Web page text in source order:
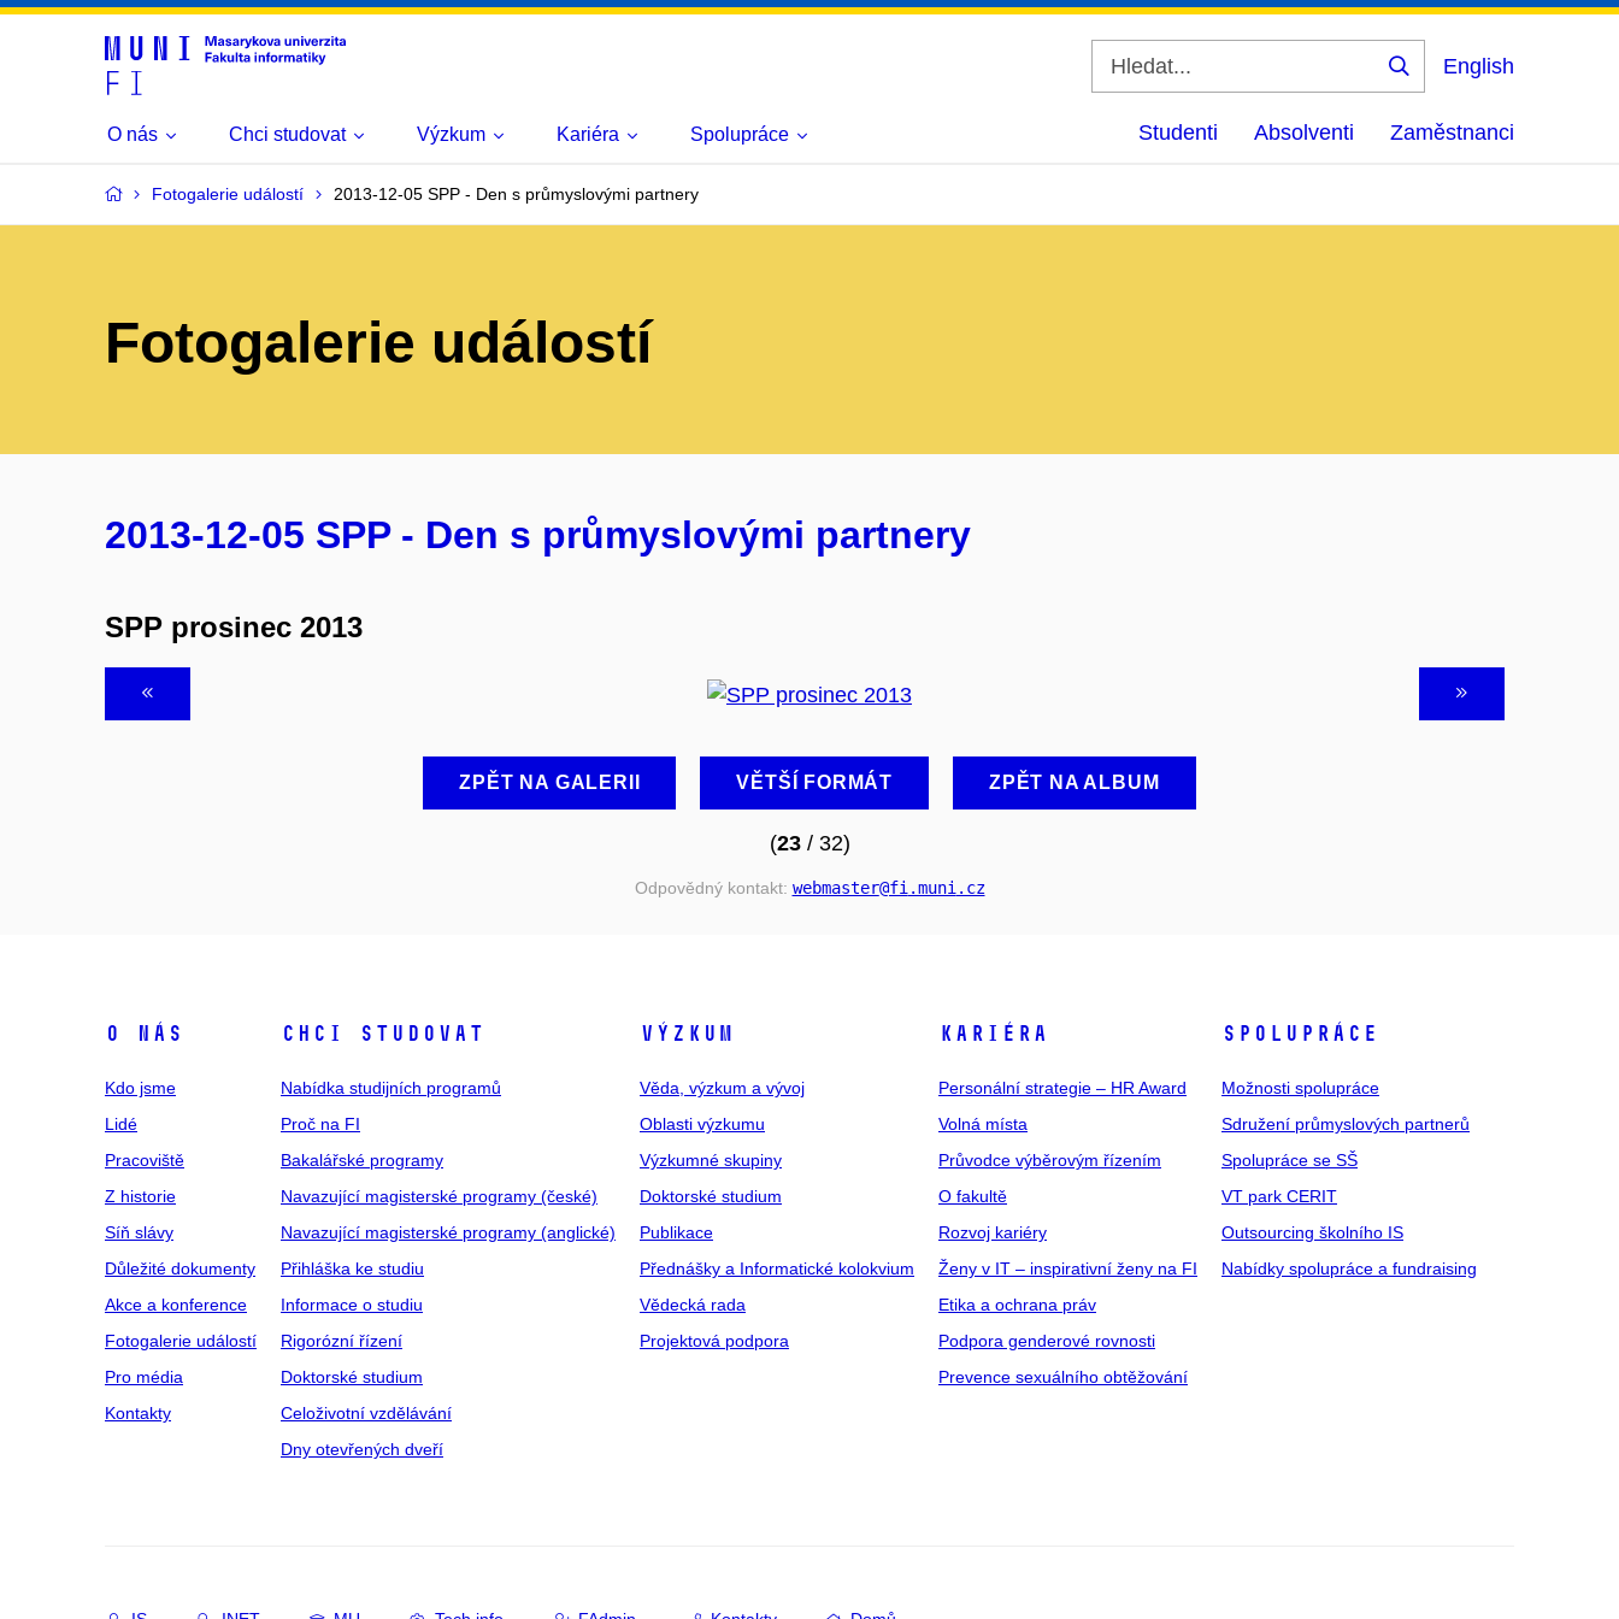
Vyhledat
English
O nás Chci studovat Výzkum Kariéra Spolupráce Studenti Absolventi Zaměstnanci
Fotogalerie událostí 2013-12-05 SPP - Den s průmyslovými partnery
Fotogalerie událostí
2013-12-05 SPP - Den s průmyslovými partnery
SPP prosinec 2013
ZPĚT NA GALERII VĚTŠÍ FORMÁT ZPĚT NA ALBUM
(23/ 32)
Odpovědný kontakt: webmaster@fi .muni .cz
O NÁS
Kdo jsme
Lidé
Pracoviště
Z historie
Síň slávy
Důležité dokumenty
Akce a konference
Fotogalerie událostí
Pro média
Kontakty
CHCI STUDOVAT
Nabídka studijních programů
Proč na FI
Bakalářské programy
Navazující magisterské programy (české)
Navazující magisterské programy (anglické)
Přihláška ke studiu
Informace o studiu
Rigorózní řízení
Doktorské studium
Celoživotní vzdělávání
Dny otevřených dveří
VÝZKUM
Věda, výzkum a vývoj
Oblasti výzkumu
Výzkumné skupiny
Doktorské studium
Publikace
Přednášky a Informatické kolokvium
Vědecká rada
Projektová podpora
KARIÉRA
Personální strategie – HR Award
Volná místa
Průvodce výběrovým řízením
O fakultě
Rozvoj kariéry
Ženy v IT – inspirativní ženy na FI
Etika a ochrana práv
Podpora genderové rovnosti
Prevence sexuálního obtěžování
SPOLUPRÁCE
Možnosti spolupráce
Sdružení průmyslových partnerů
Spolupráce se SŠ
VT park CERIT
Outsourcing školního IS
Nabídky spolupráce a fundraising